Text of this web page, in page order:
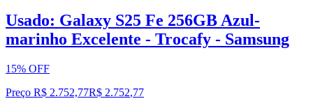
Usado: Galaxy S25 Fe 256GB Azul-
marinho Excelente - Trocafy - Samsung
15% OFF
Preço R$ 2.752,77R$ 2.752,77